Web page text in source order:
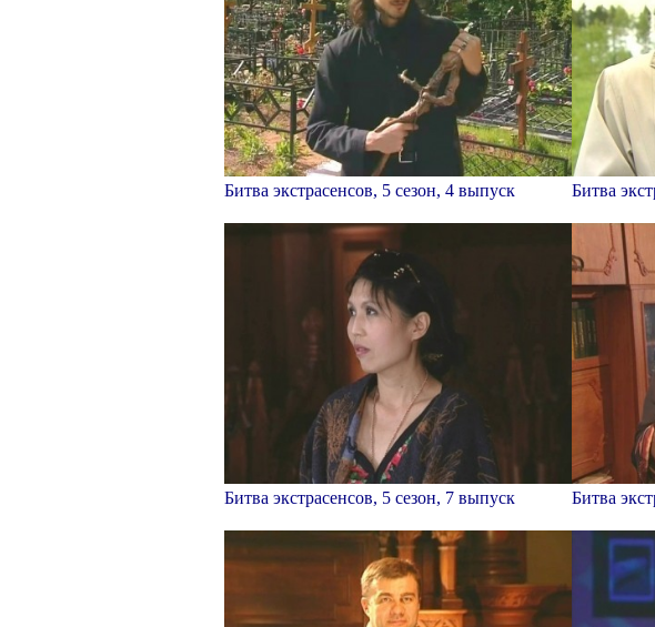
Битва экстрасенсов, 5 сезон, 4 выпуск Битва
Битва экстрасенсов, 5 сезон, 7 выпуск Битва